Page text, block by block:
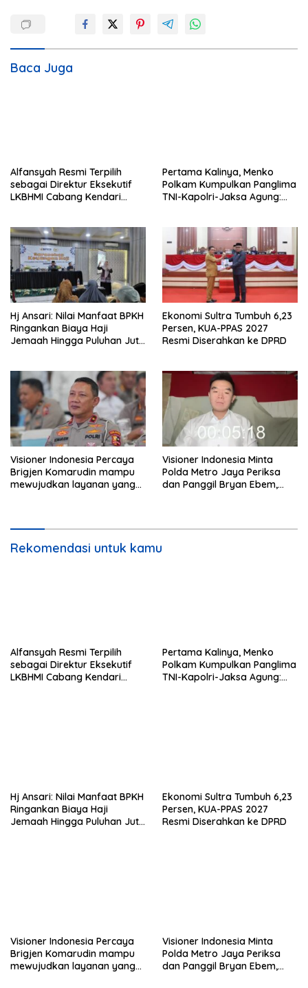
i
p
Baca Juga
Alfansyah Resmi Terpilih
sebagai Direktur Eksekutif
LKBHMI Cabang Kendari
Pertama Kalinya, Menko
Polkam Kumpulkan Panglima
TNI-Kapolri-Jaksa Agung:
Hj Ansari: Nilai Manfaat BPKH
Ringankan Biaya Haji
Jemaah Hingga Puluhan Juta
Ekonomi Sultra Tumbuh 6,23
Persen, KUA-PPAS 2027
Resmi Diserahkan ke DPRD
Visioner Indonesia Percaya
Brigjen Komarudin mampu
mewujudkan layanan yang
Visioner Indonesia Minta
Polda Metro Jaya Periksa
dan Panggil Bryan Ebem,
Rekomendasi untuk kamu
Alfansyah Resmi Terpilih
sebagai Direktur Eksekutif
LKBHMI Cabang Kendari
Pertama Kalinya, Menko
Polkam Kumpulkan Panglima
TNI-Kapolri-Jaksa Agung:
Hj Ansari: Nilai Manfaat BPKH
Ringankan Biaya Haji
Jemaah Hingga Puluhan Juta
Ekonomi Sultra Tumbuh 6,23
Persen, KUA-PPAS 2027
Resmi Diserahkan ke DPRD
Visioner Indonesia Percaya
Brigjen Komarudin mampu
mewujudkan layanan yang
Visioner Indonesia Minta
Polda Metro Jaya Periksa
dan Panggil Bryan Ebem,